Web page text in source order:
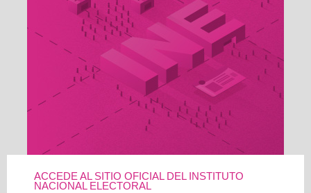
ACCEDE AL SITIO OFICIAL DEL INSTITUTO
NACIONAL ELECTORAL